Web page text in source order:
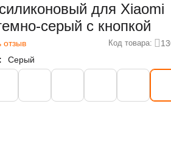
для Xiaomi
серый с кнопкой
отзыв Код товара:
Серый